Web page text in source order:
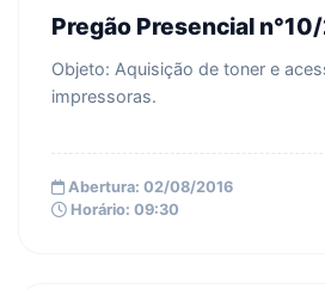
Pregão Presencial
Objeto: Aquisição de toner e
impressoras.
Abertura: 02/08/2016
Horário: 09:30